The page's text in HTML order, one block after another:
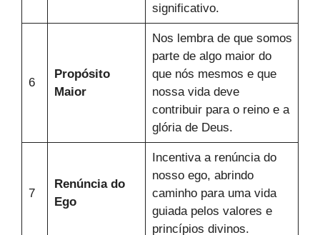
significativo.
6
Propósito
Maior
Nos lembra de que somos
parte de algo maior do
que nós mesmos e que
nossa vida deve
contribuir para o reino e a
glória de Deus.
7
Renúncia do
Ego
Incentiva a renúncia do
nosso ego, abrindo
caminho para uma vida
guiada pelos valores e
princípios divinos.